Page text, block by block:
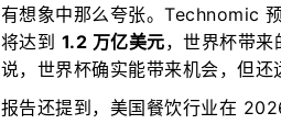
有想象中那么夸张。Technomic
将达到 1.2 万亿美元，世界杯带
说，世界杯确实能带来机会，但还
报告还提到，美国餐饮行业在